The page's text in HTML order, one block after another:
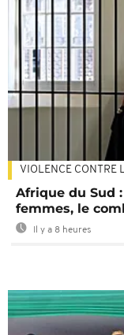
VIOLENCE CONTRE
Afrique du Sud
femmes, le
Il y a 8 heures